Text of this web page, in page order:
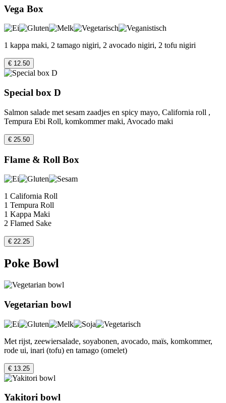
Vega Box
1 kappa maki, 2 tamago nigiri, 2 avocado nigiri, 2 tofu nigiri
€ 12.50
Special box D
Salmon salade met sesam zaadjes en spicy mayo, California roll ,
Tempura Ebi Roll, komkommer maki, Avocado maki
€ 25.50
Flame & Roll Box
1 California Roll
1 Tempura Roll
1 Kappa Maki
2 Flamed Sake
€ 22.25
Poke Bowl
Vegetarian bowl
Met rijst, zeewiersalade, soyabonen, avocado, maïs, komkommer,
rode ui, inari (tofu) en tamago (omelet)
€ 13.25
Yakitori bowl